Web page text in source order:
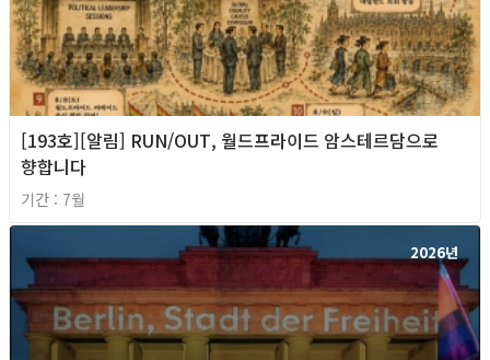
[193호][알림] RUN/OUT, 월드프라이드 암스테르담으로
향합니다
기간 : 7월
2026년